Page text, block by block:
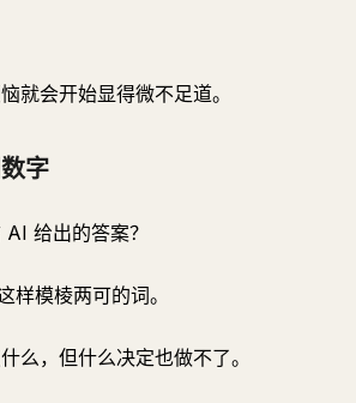
就会开始显得微不足道。
字
给出的答案？
样模棱两可的词。
么，但什么决定也做不了。